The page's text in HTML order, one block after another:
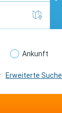
Ankunft
Erweiterte Suche